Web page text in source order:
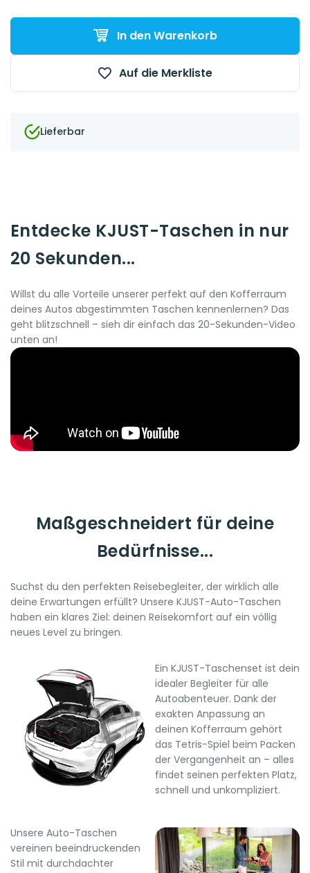
In den Warenkorb
Auf die Merkliste
Lieferbar
Entdecke KJUST-Taschen in nur
20 Sekunden...
Willst du alle Vorteile unserer perfekt auf den Kofferraum
deines Autos abgestimmten Taschen kennenlernen? Das
geht blitzschnell – sieh dir einfach das 20-Sekunden-Video
unten an!
Maßgeschneidert für deine
Bedürfnisse...
Suchst du den perfekten Reisebegleiter, der wirklich alle
deine Erwartungen erfüllt? Unsere KJUST-Auto-Taschen
haben ein klares Ziel: deinen Reisekomfort auf ein völlig
neues Level zu bringen.
Ein KJUST-Taschenset ist dein
idealer Begleiter für alle
Autoabenteuer. Dank der
exakten Anpassung an
deinen Kofferraum gehört
das Tetris-Spiel beim Packen
der Vergangenheit an – alles
findet seinen perfekten Platz,
schnell und unkompliziert.
Unsere Auto-Taschen
vereinen beeindruckenden
Stil mit durchdachter